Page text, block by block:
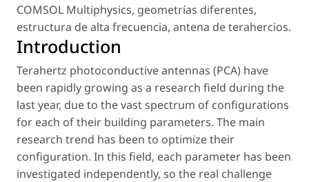
COMSOL Multiphysics, geometrías diferentes,
estructura de alta frecuencia, antena de terahercios.
Introduction
Terahertz photoconductive antennas (PCA) have
been rapidly growing as a research field during the
last year, due to the vast spectrum of configurations
for each of their building parameters. The main
research trend has been to optimize their
configuration. In this field, each parameter has been
investigated independently, so the real challenge